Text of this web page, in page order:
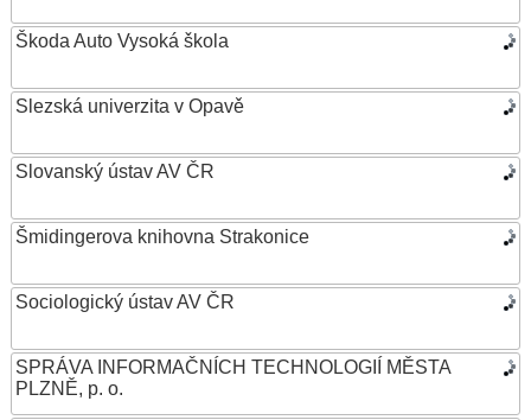
Škoda Auto Vysoká škola
Slezská univerzita v Opavě
Slovanský ústav AV ČR
Šmidingerova knihovna Strakonice
Sociologický ústav AV ČR
SPRÁVA INFORMAČNÍCH TECHNOLOGIÍ MĚSTA
PLZNĚ, p. o.